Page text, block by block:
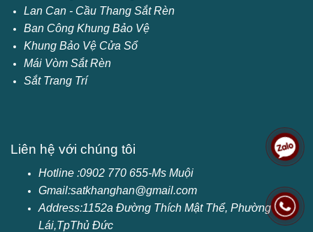
Lan Can - Cầu Thang Sắt Rèn
Ban Công Khung Bảo Vệ
Khung Bảo Vệ Cửa Sổ
Mái Vòm Sắt Rèn
Sắt Trang Trí
Liên hệ với chúng tôi
Hotline :0902 770 655-Ms Muội
Gmail:satkhanghan@gmail.com
Address:1152a Đường Thích Mật Thể, Phường Cát
Lái,TpThủ Đức